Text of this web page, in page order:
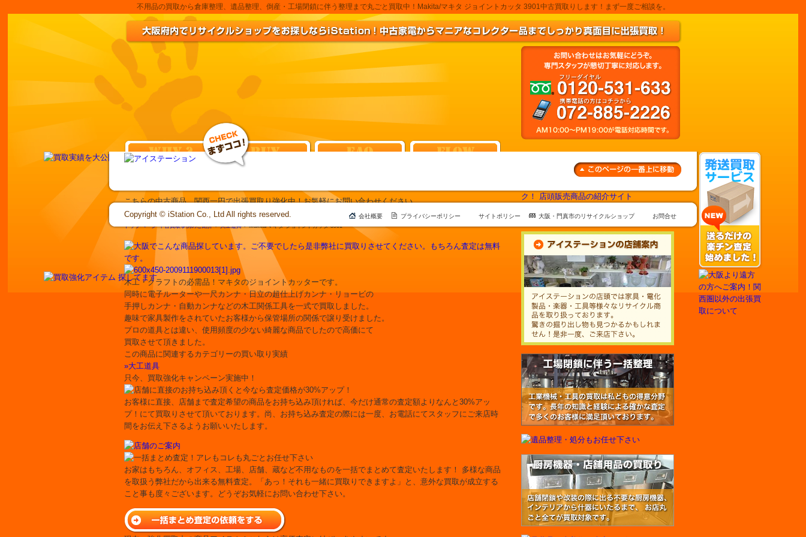
不用品の買取から倉庫整理、遺品整理、倒産・工場閉鎖に伴う整理まで丸ごと買取中！Makita/マキタ ジョイントカッタ 3901中古買取りします！まず一度ご相談を。
こちらの中古商品、関西一円で出張買取り強化中！お気軽にお問い合わせください。
Makita/マキタ ジョイントカッタ 3901、弊社にて買取りさせて頂きました！
トップページ 中古買取事例のご紹介 >大工道具 > Makita/マキタ ジョイントカッタ 3901
木工・クラフトの必需品！マキタのジョイントカッターです。
同時に電子ルーターや一尺カンナ・日立の超仕上げカンナ・リョービの
手押しカンナ・自動カンナなどの木工関係工具を一式で買取しました。
趣味で家具製作をされていたお客様から保管場所の関係で譲り受けました。
プロの道具とは違い、使用頻度の少ない綺麗な商品でしたので高価にて
買取させて頂きました。
この商品に関連するカテゴリーの買い取り実績
»大工道具
只今、買取強化キャンペーン実施中！
お客様に直接、店舗まで査定希望の商品をお持ち込み頂ければ、今だけ通常の査定額よりなんと30%アッ
プ！にて買取りさせて頂いております。尚、お持ち込み査定の際には一度、お電話にてスタッフにご来店時
間をお伝え下さるようお願いいたします。
お家はもちろん、オフィス、工場、店舗、蔵など不用なものを一括でまとめて査定いたします！ 多様な商品
を取扱う弊社だから出来る無料査定。「あっ！それも一緒に買取りできますよ」と、意外な買取が成立する
こと事も度々ございます。どうぞお気軽にお問い合わせ下さい。
Copyright © iStation Co., Ltd All rights reserved. 会社概要 プライバシーポリシー サイトポリシー 大阪・門真市のリサイクルショップ お問合せ